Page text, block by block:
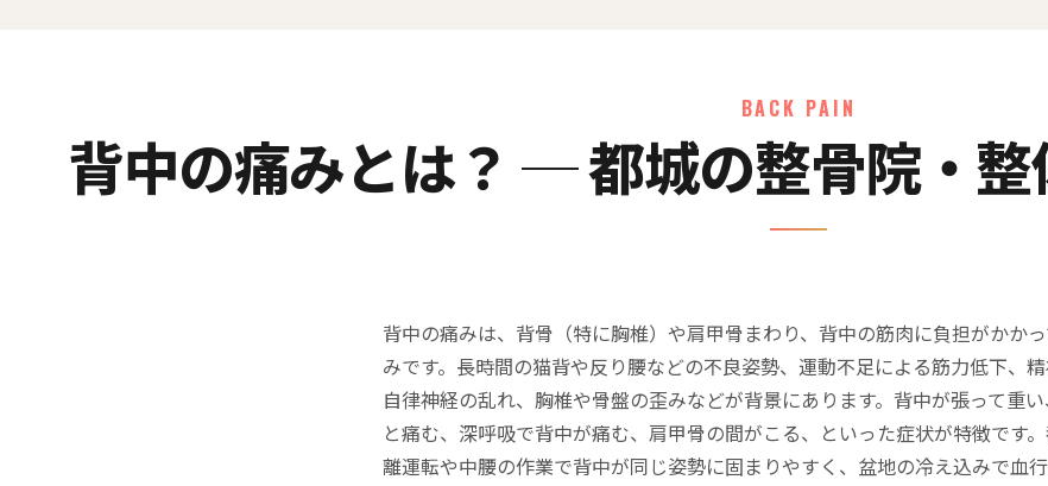
BACK PAIN
背中の痛みとは？ ─ 都城の整骨院・
背中の痛みは、背骨（特に胸椎）や肩甲骨まわり、背中の筋肉に負担がかか
みです。長時間の猫背や反り腰などの不良姿勢、運動不足による筋力低下、
自律神経の乱れ、胸椎や骨盤の歪みなどが背景にあります。背中が張って重
と痛む、深呼吸で背中が痛む、肩甲骨の間がこる、といった症状が特徴です
離運転や中腰の作業で背中が同じ姿勢に固まりやすく、盆地の冷え込みで血